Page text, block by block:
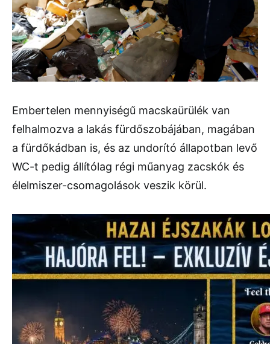
Embertelen mennyiségű macskaürülék van
felhalmozva a lakás fürdőszobájában, magában
a fürdőkádban is, és az undorító állapotban levő
WC-t pedig állítólag régi műanyag zacskók és
élelmiszer-csomagolások veszik körül.